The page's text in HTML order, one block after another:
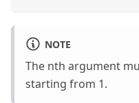
NOTE
The nth argument
starting from 1.